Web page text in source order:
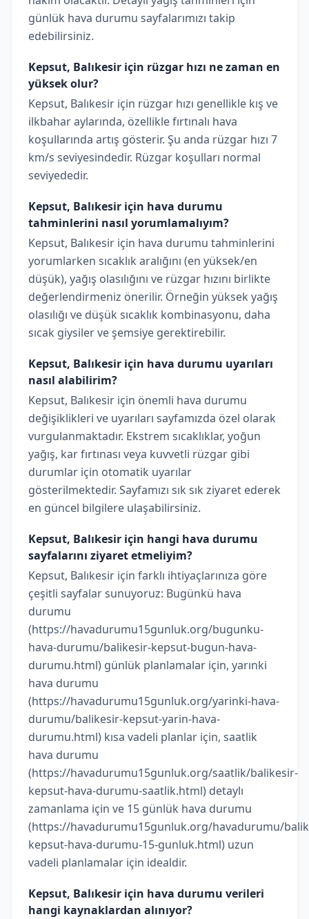
günlük hava durumu sayfalarımızı takip
edebilirsiniz.
Kepsut, Balıkesir için rüzgar hızı ne zaman en
yüksek olur?
Kepsut, Balıkesir için rüzgar hızı genellikle kış ve
ilkbahar aylarında, özellikle fırtınalı hava
koşullarında artış gösterir. Şu anda rüzgar hızı 7
km/s seviyesindedir. Rüzgar koşulları normal
seviyededir.
Kepsut, Balıkesir için hava durumu
tahminlerini nasıl yorumlamalıyım?
Kepsut, Balıkesir için hava durumu tahminlerini
yorumlarken sıcaklık aralığını (en yüksek/en
düşük), yağış olasılığını ve rüzgar hızını birlikte
değerlendirmeniz önerilir. Örneğin yüksek yağış
olasılığı ve düşük sıcaklık kombinasyonu, daha
sıcak giysiler ve şemsiye gerektirebilir.
Kepsut, Balıkesir için hava durumu uyarıları
nasıl alabilirim?
Kepsut, Balıkesir için önemli hava durumu
değişiklikleri ve uyarıları sayfamızda özel olarak
vurgulanmaktadır. Ekstrem sıcaklıklar, yoğun
yağış, kar fırtınası veya kuvvetli rüzgar gibi
durumlar için otomatik uyarılar
gösterilmektedir. Sayfamızı sık sık ziyaret ederek
en güncel bilgilere ulaşabilirsiniz.
Kepsut, Balıkesir için hangi hava durumu
sayfalarını ziyaret etmeliyim?
Kepsut, Balıkesir için farklı ihtiyaçlarınıza göre
çeşitli sayfalar sunuyoruz: Bugünkü hava
durumu
(https://havadurumu15gunluk.org/bugunku-
hava-durumu/balikesir-kepsut-bugun-hava-
durumu.html) günlük planlamalar için, yarınki
hava durumu
(https://havadurumu15gunluk.org/yarinki-hava-
durumu/balikesir-kepsut-yarin-hava-
durumu.html) kısa vadeli planlar için, saatlik
hava durumu
(https://havadurumu15gunluk.org/saatlik/balikesir-
kepsut-hava-durumu-saatlik.html) detaylı
zamanlama için ve 15 günlük hava durumu
(https://havadurumu15gunluk.org/havadurumu/
kepsut-hava-durumu-15-gunluk.html) uzun
vadeli planlamalar için idealdir.
Kepsut, Balıkesir için hava durumu verileri
hangi kaynaklardan alınıyor?